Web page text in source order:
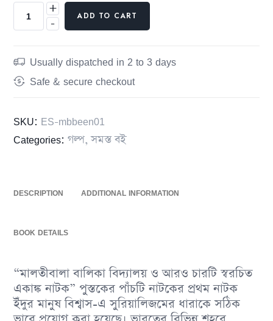
-
+
ADD TO CART
Usually dispatched in 2 to 3 days
Safe & secure checkout
SKU: ES-mbbeen01
Categories: গল্প,সমস্ত বই
DESCRIPTION ADDITIONAL INFORMATION
BOOK DETAILS
“মালতীবালা বালিকা বিদ্যালয় ও আরও চারটি স্বরচিত
একাঙ্ক নাটক” পুস্তকের পাঁচটি নাটকের প্রথম নাটক
ইঁদুর মানুষ বিশ্বাস-এ সুরিয়ালিজমের ধারাকে সঠিক